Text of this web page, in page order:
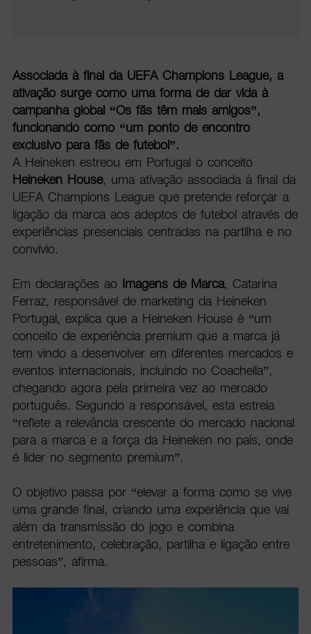
Associada à final da UEFA Champions League, a
ativação surge como uma forma de dar vida à
campanha global “Os fãs têm mais amigos”,
funcionando como “um ponto de encontro
exclusivo para fãs de futebol”.
A Heineken estreou em Portugal o conceito
Heineken House, uma ativação associada à final da
UEFA Champions League que pretende reforçar a
ligação da marca aos adeptos de futebol através de
experiências presenciais centradas na partilha e no
convívio.
Em declarações ao Imagens de Marca, Catarina
Ferraz, responsável de marketing da Heineken
Portugal, explica que a Heineken House é “um
conceito de experiência premium que a marca já
tem vindo a desenvolver em diferentes mercados e
eventos internacionais, incluindo no Coachella”,
chegando agora pela primeira vez ao mercado
português. Segundo a responsável, esta estreia
“reflete a relevância crescente do mercado nacional
para a marca e a força da Heineken no país, onde
é líder no segmento premium”.
O objetivo passa por “elevar a forma como se vive
uma grande final, criando uma experiência que vai
além da transmissão do jogo e combina
entretenimento, celebração, partilha e ligação entre
pessoas”, afirma.